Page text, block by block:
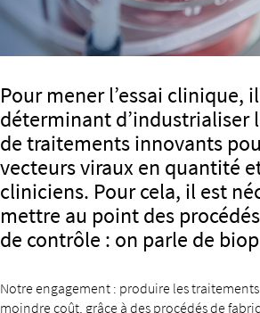
Pour mener l’essai clinique,
déterminant d’industrialiser
de traitements innovants
vecteurs viraux en quantité
cliniciens. Pour cela, il est
mettre au point des
de contrôle : on parle de
Notre engagement : produire les
moindre coût, grâce à des procédés de